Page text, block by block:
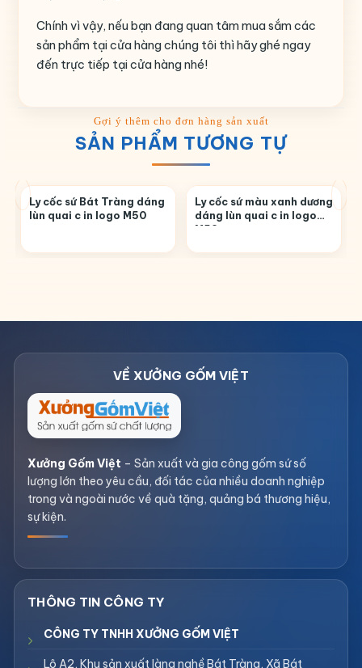
Chính vì vậy, nếu bạn đang quan tâm mua sắm các
sản phẩm tại cửa hàng chúng tôi thì hãy ghé ngay
đến trực tiếp tại cửa hàng nhé!
SẢN PHẨM TƯƠNG TỰ
Ly cốc sứ Bát Tràng dáng
lùn quai c in logo M50
Ly cốc sứ màu xanh dương
dáng lùn quai c in logo
M52
Xưởng Gốm Việt – Sản xuất và gia công gốm sứ số
lượng lớn theo yêu cầu, đối tác của nhiều doanh nghiệp
trong và ngoài nước về quà tặng, quảng bá thương hiệu,
sự kiện.
CÔNG TY TNHH XƯỞNG GỐM VIỆT
Lô A2, Khu sản xuất làng nghề Bát Tràng, Xã Bát